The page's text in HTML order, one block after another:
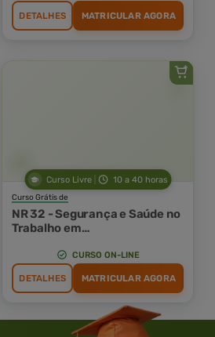
DETALHES MATRICULAR AGORA
Curso Livre 10 a 40 horas
Curso Grátis de
NR 32 - Segurança e Saúde no
Trabalho em
CURSO ON-LINE
DETALHES MATRICULAR AGORA